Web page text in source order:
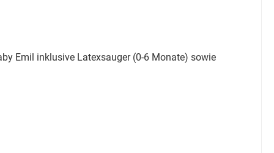
Emil inklusive Latexsauger (0-6 Monate) sowie